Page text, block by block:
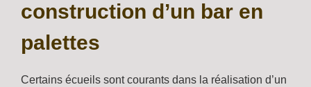
construction d’un bar en
palettes
Certains écueils sont courants dans la réalisation d’un